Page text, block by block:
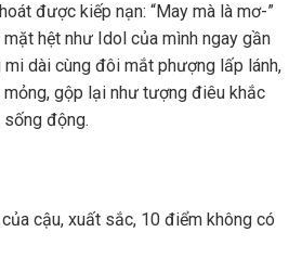
được kiếp nạn: “May mà là mơ-”
hệt như Idol của mình ngay gần
dài cùng đôi mắt phượng lấp lánh,
gộp lại như tượng điêu khắc
động.
cậu, xuất sắc, 10 điểm không có